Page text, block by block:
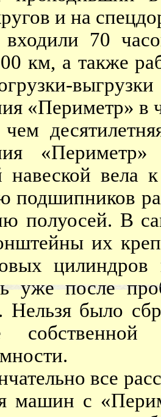
и на
входили 70
км, а также
«Периметр» в
десятилетняя
навеской
подшипников
полуосей. В
их
уже после
Нельзя было
все
машин с